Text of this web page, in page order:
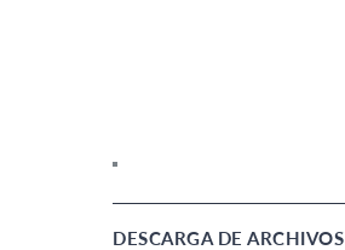
DESCARGA DE ARCHIVOS